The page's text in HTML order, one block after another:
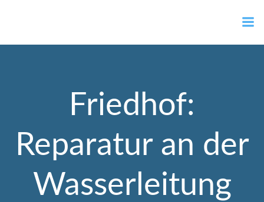
Friedhof:
Reparatur an der
Wasserleitung